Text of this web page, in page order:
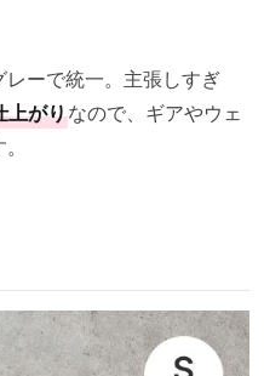
ーで統一。主張しすぎ
上がりなので、ギアやウェ